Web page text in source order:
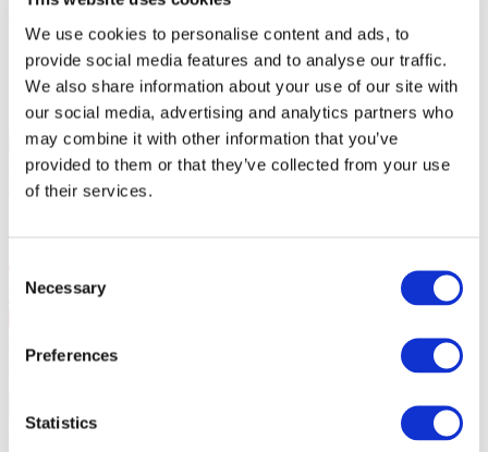
We use cookies to personalise content and ads, to
provide social media features and to analyse our traffic.
We also share information about your use of our site with
our social media, advertising and analytics partners who
may combine it with other information that you’ve
provided to them or that they’ve collected from your use
of their services.
Selection
Necessary
Preferences
Statistics
10:00
Схожі заходи
10.09.26
СКАЙ у Варшаві! 10 вересня 2026 року гурт СКАЙ у
Варшаві в VooDoo Club. 25 років на сцені.
Концерти
Варшава, VooDoo Club
PLN167
Купити квиток
11 вересня 2026 року гурт СКАЙ у
Щецині в Kosmos. 25 років на сцені.